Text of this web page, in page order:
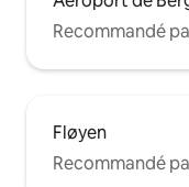
Recommandé
Fløyen
Recommandé